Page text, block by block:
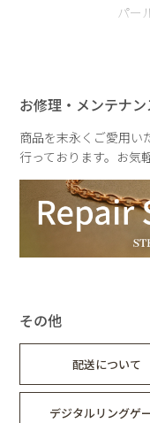
パー
お修理・メンテナン
商品を末永くご愛用い
行っております。お気
その他
配送について
デジタルリングゲ